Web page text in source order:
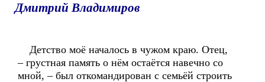
Дмитрий Владимиров
Детство моё началось в чужом краю. Отец,
– грустная память о нём остаётся навечно со
мной, – был откомандирован с семьёй строить